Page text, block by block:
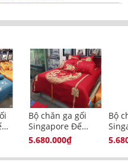
Bộ chăn ga gối
Singapore Đế
Vương 8 - 10 món
5.680.000₫
Bộ